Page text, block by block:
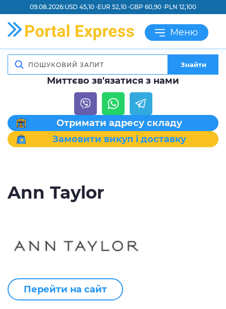
09.08.2026:USD 45,10 ·EUR 52,10 ·GBP 60,90 ·PLN 12,100
Меню
Знайти
Миттєво зв'язатися з нами
Отримати адресу складу
Замовити викуп і доставку
Ann Taylor
Перейти на сайт